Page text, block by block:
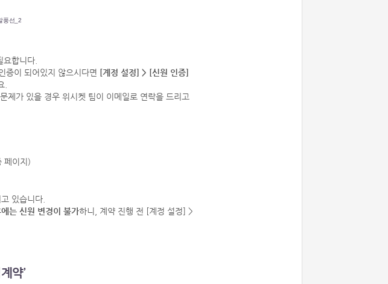
합니다.
증이 되어있지 않으시다면 [계정 설정] > [신원 인증]
.
제가 있을 경우 위시켓 팀이 이메일로 연락을 드리고
페이지)
있습니다.
는 신원 변경이 불가하니, 계약 진행 전 [계정 설정] >
약’